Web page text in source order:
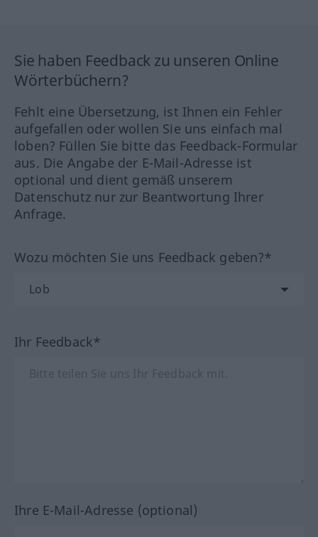
Sie haben Feedback zu unseren Online
Wörterbüchern?
Fehlt eine Übersetzung, ist Ihnen ein Fehler
aufgefallen oder wollen Sie uns einfach mal
loben? Füllen Sie bitte das Feedback-Formular
aus. Die Angabe der E-Mail-Adresse ist
optional und dient gemäß unserem
Datenschutz nur zur Beantwortung Ihrer
Anfrage.
Wozu möchten Sie uns Feedback geben?*
Ihr Feedback*
Ihre E-Mail-Adresse (optional)